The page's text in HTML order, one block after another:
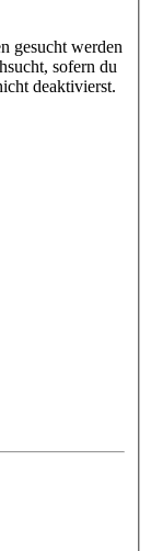
gesucht werden
sofern du
deaktivierst.